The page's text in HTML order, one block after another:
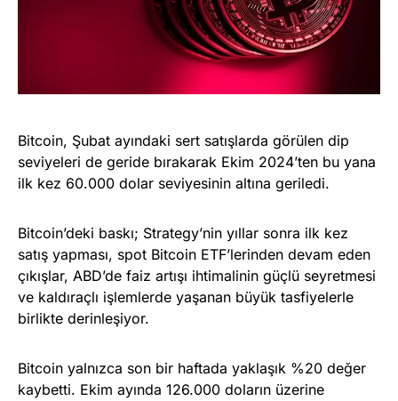
Bitcoin, Şubat ayındaki sert satışlarda görülen dip
seviyeleri de geride bırakarak Ekim 2024’ten bu yana
ilk kez 60.000 dolar seviyesinin altına geriledi.
Bitcoin’deki baskı; Strategy’nin yıllar sonra ilk kez
satış yapması, spot Bitcoin ETF’lerinden devam eden
çıkışlar, ABD’de faiz artışı ihtimalinin güçlü seyretmesi
ve kaldıraçlı işlemlerde yaşanan büyük tasfiyelerle
birlikte derinleşiyor.
Bitcoin yalnızca son bir haftada yaklaşık %20 değer
kaybetti. Ekim ayında 126.000 doların üzerine